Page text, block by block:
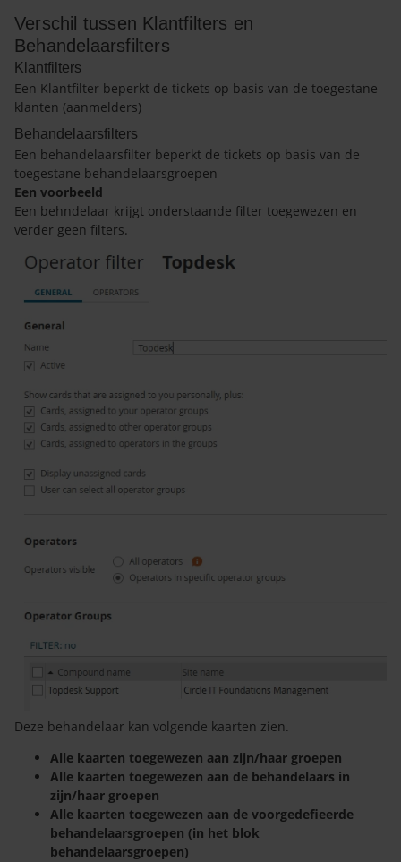
Verschil tussen Klantfilters en
Behandelaarsfilters
Klantfilters
Een Klantfilter beperkt de tickets op basis van de toegestane
klanten (aanmelders)
Behandelaarsfilters
Een behandelaarsfilter beperkt de tickets op basis van de
toegestane behandelaarsgroepen
Een voorbeeld
Een behndelaar krijgt onderstaande filter toegewezen en
verder geen filters.
Deze behandelaar kan volgende kaarten zien.
Alle kaarten toegewezen aan zijn/haar groepen
Alle kaarten toegewezen aan de behandelaars in
zijn/haar groepen
Alle kaarten toegewezen aan de voorgedefieerde
behandelaarsgroepen (in het blok
behandelaarsgroepen)